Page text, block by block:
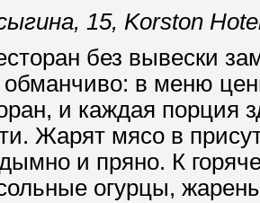
15, Korston
без вывески
обманчиво: в меню
и каждая порция
Жарят мясо в
и пряно. К
огурцы,